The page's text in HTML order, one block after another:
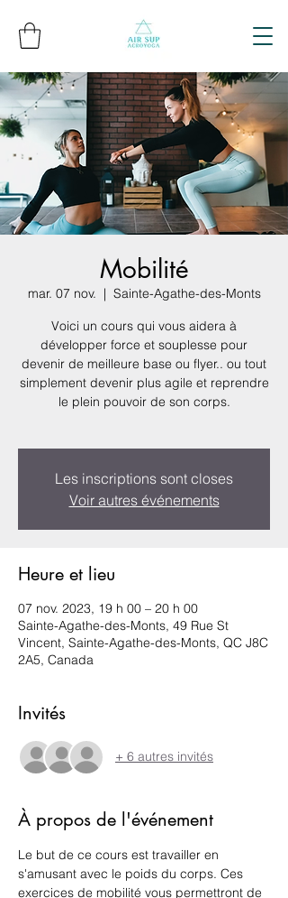
Mobilité
mar. 07 nov.
  |
Sainte-Agathe-des-Monts
Voici un cours qui vous aidera à
développer force et souplesse pour
devenir de meilleure base ou flyer.. ou tout
simplement devenir plus agile et reprendre
le plein pouvoir de son corps.
Les inscriptions sont closes
Voir autres événements
Heure et lieu
07 nov. 2023, 19 h 00 – 20 h 00
Sainte-Agathe-des-Monts, 49 Rue St
Vincent, Sainte-Agathe-des-Monts, QC J8C
2A5, Canada
Invités
+ 6 autres invités
À propos de l'événement
Le but de ce cours est travailler en
s'amusant avec le poids du corps. Ces
exercices de mobilité vous permettront de